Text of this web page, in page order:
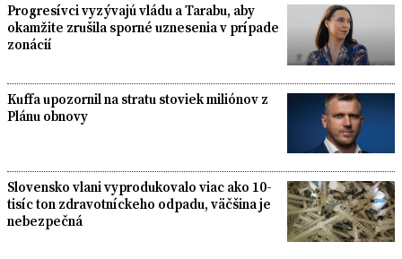
Progresívci vyzývajú vládu a Tarabu, aby
okamžite zrušila sporné uznesenia v prípade
zonácií
Kuffa upozornil na stratu stoviek miliónov z
Plánu obnovy
Slovensko vlani vyprodukovalo viac ako 10-
tisíc ton zdravotníckeho odpadu, väčšina je
nebezpečná